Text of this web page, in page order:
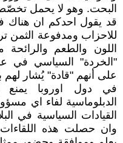
البحت. وهو لا يحمل
قد يقول احدكم ان هناك
للاحزاب ومدفوعة الثمن
اللون والطعم
"الخردة" السياسي في
على أنهم "قادة" يُشار لهم
في دول اوروبا يمنع
الدبلوماسية لفاء اي
القيادات السياسية في
وان حصلت هذه